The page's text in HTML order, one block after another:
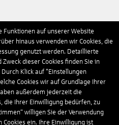
Funktionen auf unserer Website
hinaus verwenden wir Cookies, die
genutzt werden. Detaillierte
dieser Cookies finden Sie in
Klick auf "Einstellungen
Cookies wir auf Grundlage Ihrer
außerdem jederzeit die
die Ihrer Einwilligung bedürfen, zu
willigen Sie der Verwendung
ein. Ihre Einwilligung ist